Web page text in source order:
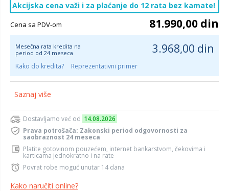
Akcijska cena važi i za plaćanje do 12 rata bez kamate!
Cena sa PDV-om 81.990,00 din
Mesečna rata kredita na
period od 24 meseca
3.968,00 din
Kako do kredita? Reprezentativni primer
Saznaj više
Dostavljamo već od 14.08.2026
Prava potrošača: Zakonski period odgovornosti za
saobraznost 24 meseca
Platite gotovinom pouzećem, internet bankarstvom, čekovima i
karticama jednokratno i na rate
Povrat robe moguć unutar 14 dana
Kako naručiti online?